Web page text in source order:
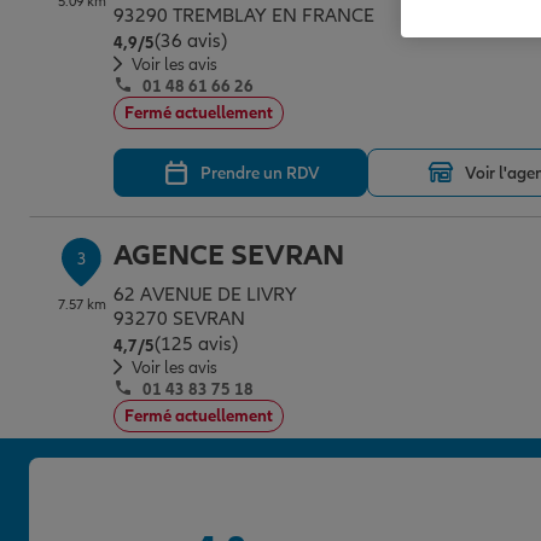
93290 TREMBLAY EN FRANCE
4,9/5Note de 4.9 sur 5
(36 avis)
Voir les avis
01 48 61 66 26
Fermé actuellement
Prendre un RDV Voir
3
7.57 km
AGENCE SEVRAN
62 AVENUE DE LIVRY
93270 SEVRAN
4,7/5Note de 4.7 sur 5
(125 avis)
Voir les avis
01 43 83 75 18
Fermé actuellement